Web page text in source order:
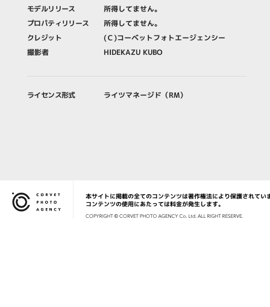
モデルリリース
所得してません。
プロパティリリース
所得してません。
クレジット
(Ｃ)コーベットフォトエージェンシー
撮影者
HIDEKAZU KUBO
ライセンス形式 ライツマネージド（RM）
Corvet Photo Agency
本サイトに掲載の全てのコンテンツは著作権法により保護されてい
コンテンツの使用にあたっては料金が発生します。